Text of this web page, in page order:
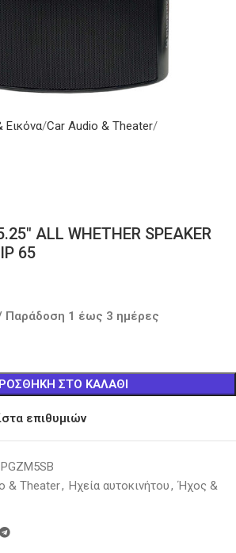
μεγέθυνση
Εικόνα Car Audio & Theater
ALL WHETHER SPEAKER
65
Παράδοση 1 έως 3 ημέρες
ΣΤΟ ΚΑΛΆΘΙ
επιθυμιών
PGZM5SB
& Theater, Ηχεία αυτοκινήτου, Ήχος &